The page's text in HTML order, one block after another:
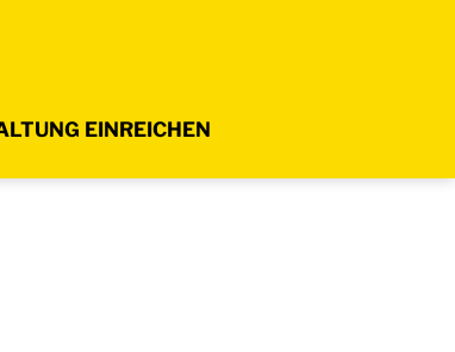
EINREICHEN